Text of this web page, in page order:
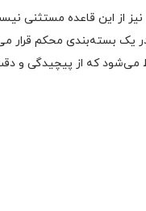
نیز از این قاعده مستثنی
بسته‌بندی محکم قرار
که از پیچیدگی و دقت